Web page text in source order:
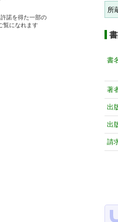
諾を得た一部の
覧になれます
所
書
著
出
出
請